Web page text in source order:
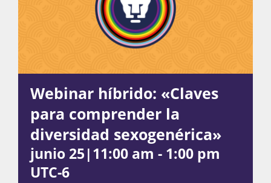
Recursos
Súmate
Publicaciones
Webinar híbrido: «Claves
para comprender la
diversidad sexogenérica»
junio 25|11:00 am - 1:00 pm
UTC-6